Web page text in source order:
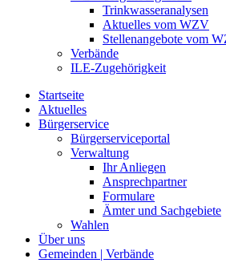
Trinkwasseranalysen
Aktuelles vom WZV
Stellenangebote vom
Verbände
ILE-Zugehörigkeit
Startseite
Aktuelles
Bürgerservice
Bürgerserviceportal
Verwaltung
Ihr Anliegen
Ansprechpartner
Formulare
Ämter und Sachgebiete
Wahlen
Über uns
Gemeinden | Verbände